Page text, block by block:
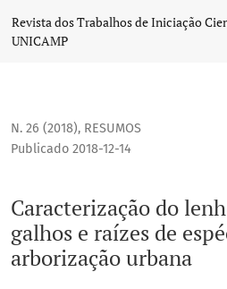
Caracterização do lenho de
Revista dos Trabalhos de Iniciação
UNICAMP
N. 26 (2018), RESUMOS
Caracterização do
galhos e raízes de
arborização urbana
Publicado 2018-12-14